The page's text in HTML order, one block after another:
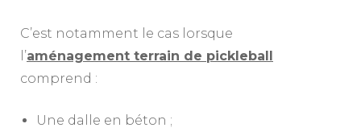
C’est notamment le cas lorsque
l’aménagement terrain de pickleball
comprend :
Une dalle en béton ;